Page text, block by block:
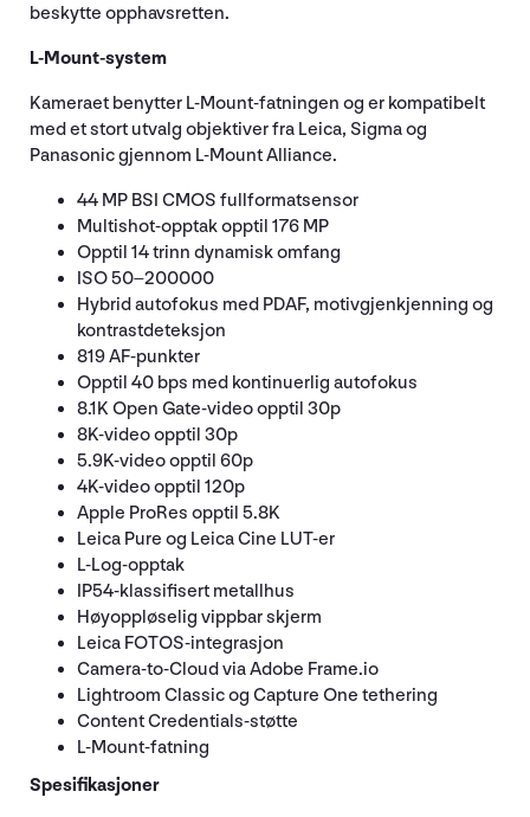
beskytte opphavsretten.
L-Mount-system
Kameraet benytter L-Mount-fatningen og er kompatibelt
med et stort utvalg objektiver fra Leica, Sigma og
Panasonic gjennom L-Mount Alliance.
44 MP BSI CMOS fullformatsensor
Multishot-opptak opptil 176 MP
Opptil 14 trinn dynamisk omfang
ISO 50–200000
Hybrid autofokus med PDAF, motivgjenkjenning og
kontrastdeteksjon
819 AF-punkter
Opptil 40 bps med kontinuerlig autofokus
8.1K Open Gate-video opptil 30p
8K-video opptil 30p
5.9K-video opptil 60p
4K-video opptil 120p
Apple ProRes opptil 5.8K
Leica Pure og Leica Cine LUT-er
L-Log-opptak
IP54-klassifisert metallhus
Høyoppløselig vippbar skjerm
Leica FOTOS-integrasjon
Camera-to-Cloud via Adobe Frame.io
Lightroom Classic og Capture One tethering
Content Credentials-støtte
L-Mount-fatning
Spesifikasjoner